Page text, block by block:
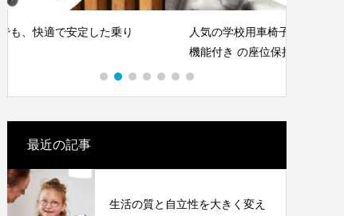
人気の学校用車椅子！自走もできる、Wリク
機能付き の座位保持機能付き車いす。
最近の記事
生活の質と自立性を大きく変え